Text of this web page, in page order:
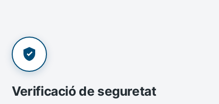
Verificació de seguretat